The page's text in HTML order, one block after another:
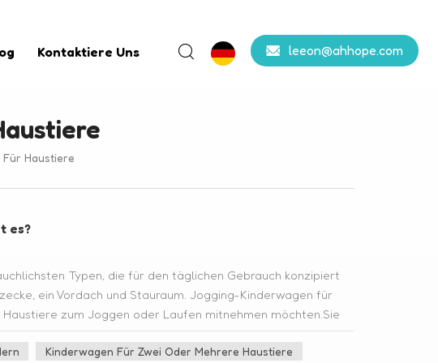
leeon@ahhope.com
Kontaktiere Uns
Haustiere
es?
Typen, die für den täglichen Gebrauch konzipiert
ein Vordach und Stauraum. Jogging-Kinderwagen für
zum Joggen oder Laufen mitnehmen möchten.Sie
und ein leichtes, aerodynamisches Design
für Haustiere:Diese Kinderwagen können in eine Trage,
Kinderwagen Für Zwei Oder Mehrere Haustiere